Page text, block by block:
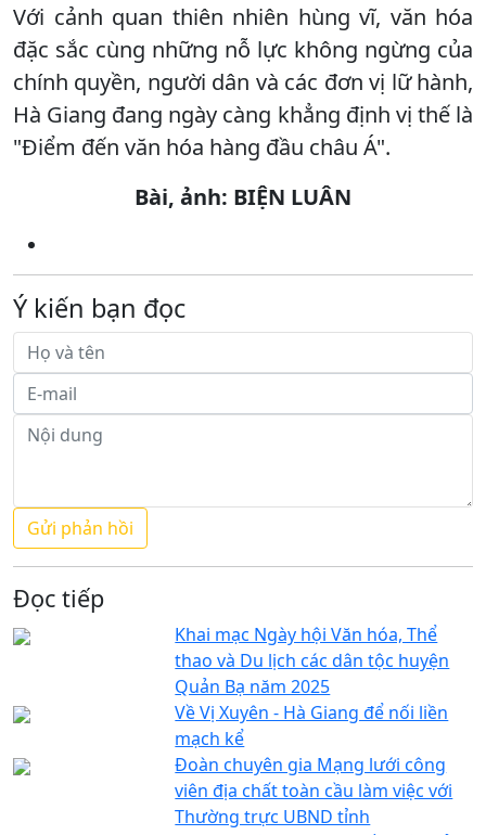
Với cảnh quan thiên nhiên hùng vĩ, văn hóa
đặc sắc cùng những nỗ lực không ngừng của
chính quyền, người dân và các đơn vị lữ hành,
Hà Giang đang ngày càng khẳng định vị thế là
"Điểm đến văn hóa hàng đầu châu Á".
Bài, ảnh: BIỆN LUÂN
Ý kiến bạn đọc
Đọc tiếp
Khai mạc Ngày hội Văn hóa, Thể
thao và Du lịch các dân tộc huyện
Quản Bạ năm 2025
Về Vị Xuyên - Hà Giang để nối liền
mạch kể
Đoàn chuyên gia Mạng lưới công
viên địa chất toàn cầu làm việc với
Thường trực UBND tỉnh